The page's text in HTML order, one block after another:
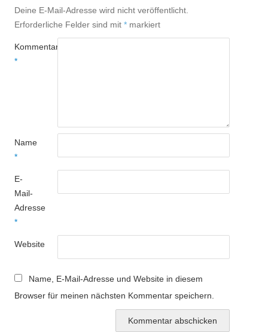
Deine E-Mail-Adresse wird nicht veröffentlicht.
Erforderliche Felder sind mit * markiert
Kommentar
*
Name
*
E-
Mail-
Adresse
*
Website
Name, E-Mail-Adresse und Website in diesem
Browser für meinen nächsten Kommentar speichern.